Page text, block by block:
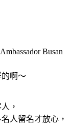
Busan
啊～
，
人留名才放心，